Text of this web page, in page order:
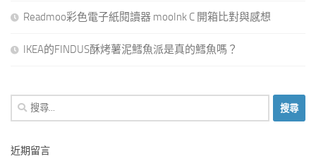
Readmoo彩色電子紙閱讀器 mooInk C 開箱比對與感想
IKEA的FINDUS酥烤薯泥鱈魚派是真的鱈魚嗎？
搜
尋
鍵
近期留言